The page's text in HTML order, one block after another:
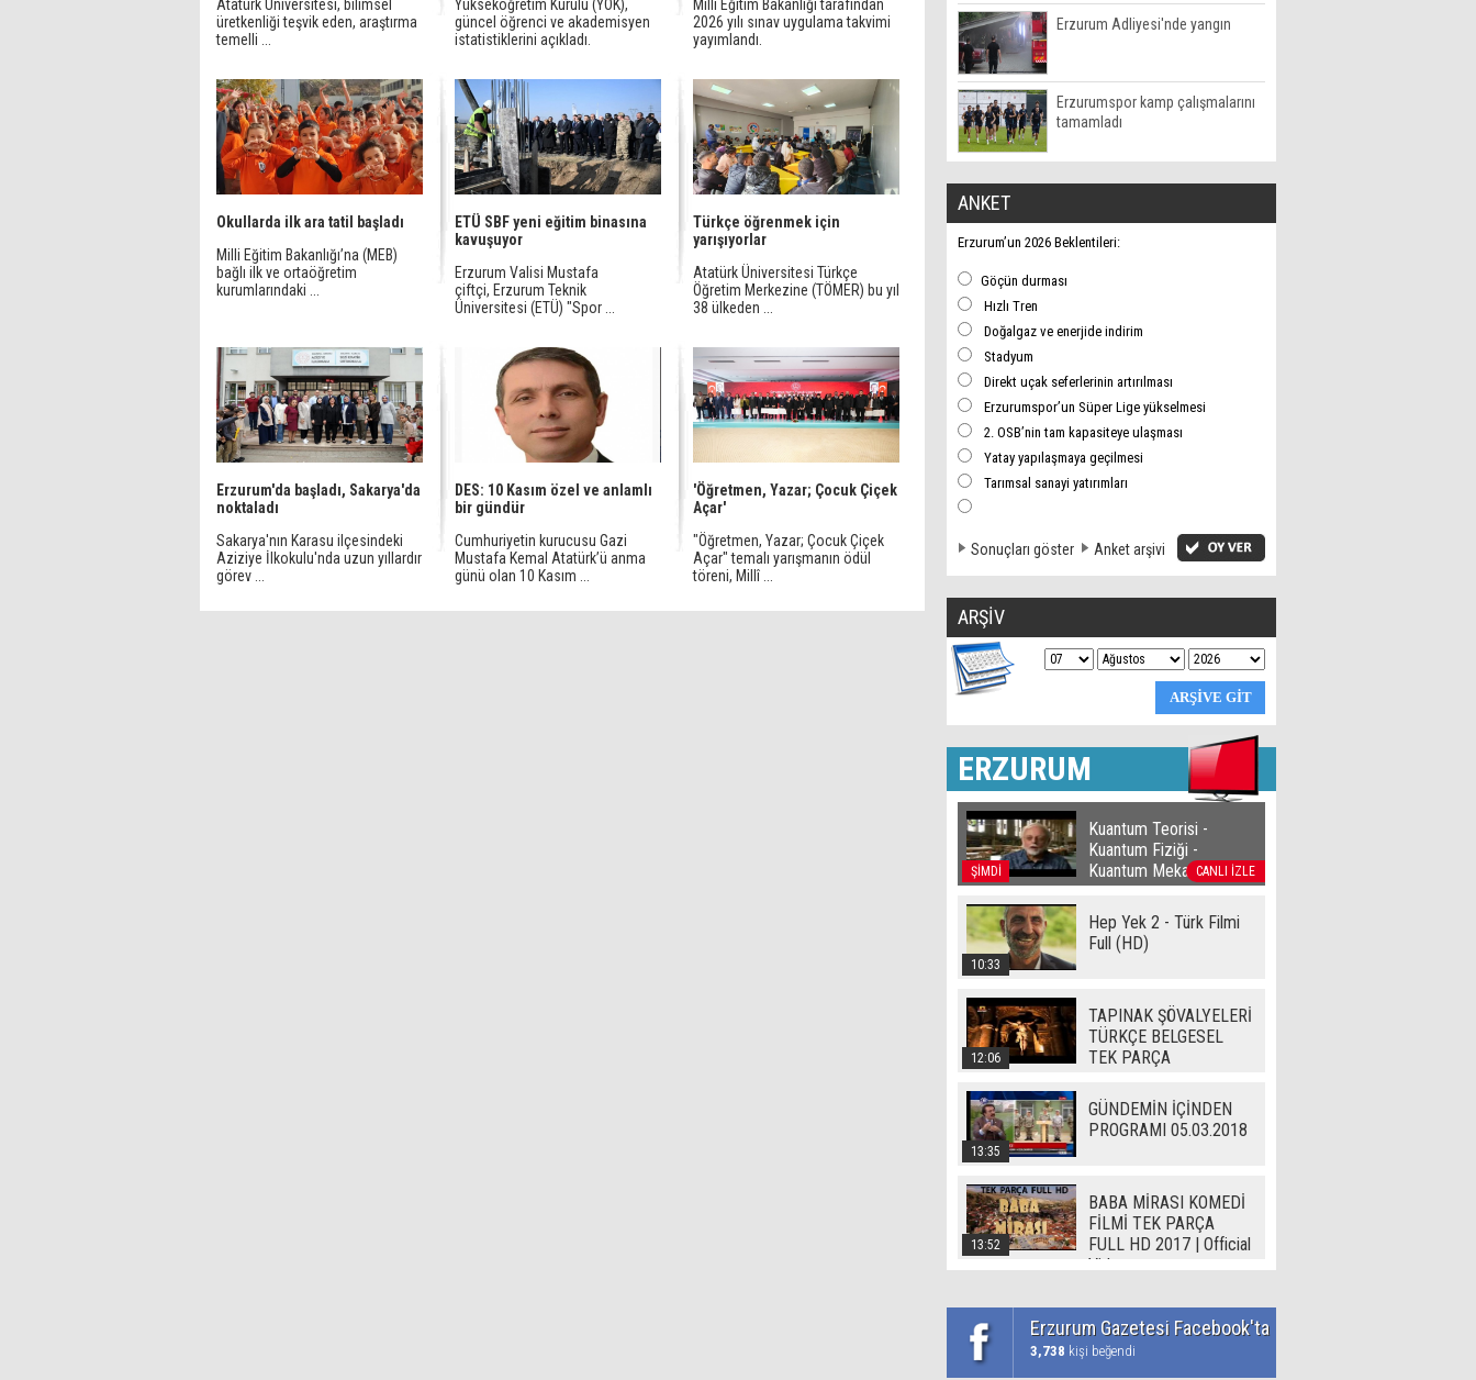
Atatürk Üniversitesi, bilimsel
üretkenliği teşvik eden, araştırma
temelli ...
Yükseköğretim Kurulu (YÖK),
güncel öğrenci ve akademisyen
istatistiklerini açıkladı.
Milli Eğitim Bakanlığı tarafından
2026 yılı sınav uygulama takvimi
yayımlandı.
Okullarda ilk ara tatil başladı
Milli Eğitim Bakanlığı’na (MEB)
bağlı ilk ve ortaöğretim
kurumlarındaki ...
ETÜ SBF yeni eğitim binasına
kavuşuyor
Erzurum Valisi Mustafa
çiftçi, Erzurum Teknik
Üniversitesi (ETÜ) "Spor ...
Türkçe öğrenmek için
yarışıyorlar
Atatürk Üniversitesi Türkçe
Öğretim Merkezine (TÖMER) bu yıl
38 ülkeden ...
Erzurum'da başladı, Sakarya'da
noktaladı
Sakarya'nın Karasu ilçesindeki
Aziziye İlkokulu'nda uzun yıllardır
görev ...
DES: 10 Kasım özel ve anlamlı
bir gündür
Cumhuriyetin kurucusu Gazi
Mustafa Kemal Atatürk’ü anma
günü olan 10 Kasım ...
'Öğretmen, Yazar; Çocuk Çiçek
Açar'
"Öğretmen, Yazar; Çocuk Çiçek
Açar" temalı yarışmanın ödül
töreni, Millî ...
Erzurum Adliyesi'nde yangın
Erzurumspor kamp çalışmalarını
tamamladı
ANKET
Erzurum’un 2026 Beklentileri:
Göçün durması
Hızlı Tren
Doğalgaz ve enerjide indirim
Stadyum
Direkt uçak seferlerinin artırılması
Erzurumspor’un Süper Lige yükselmesi
2. OSB’nin tam kapasiteye ulaşması
Yatay yapılaşmaya geçilmesi
Tarımsal sanayi yatırımları
Sonuçları göster Anket arşivi
ARŞİV
ERZURUM
ŞİMDİ CANLI İZLE
Kuantum Teorisi -
Kuantum Fiziği -
Kuantum Mekaniği
10:33
Hep Yek 2 - Türk Filmi
Full (HD)
12:06
TAPINAK ŞÖVALYELERİ
TÜRKÇE BELGESEL
TEK PARÇA
13:35
GÜNDEMİN İÇİNDEN
PROGRAMI 05.03.2018
13:52
BABA MİRASI KOMEDİ
FİLMİ TEK PARÇA
FULL HD 2017 | Official
Video
Erzurum Gazetesi Facebook'ta
3,738 kişi beğendi